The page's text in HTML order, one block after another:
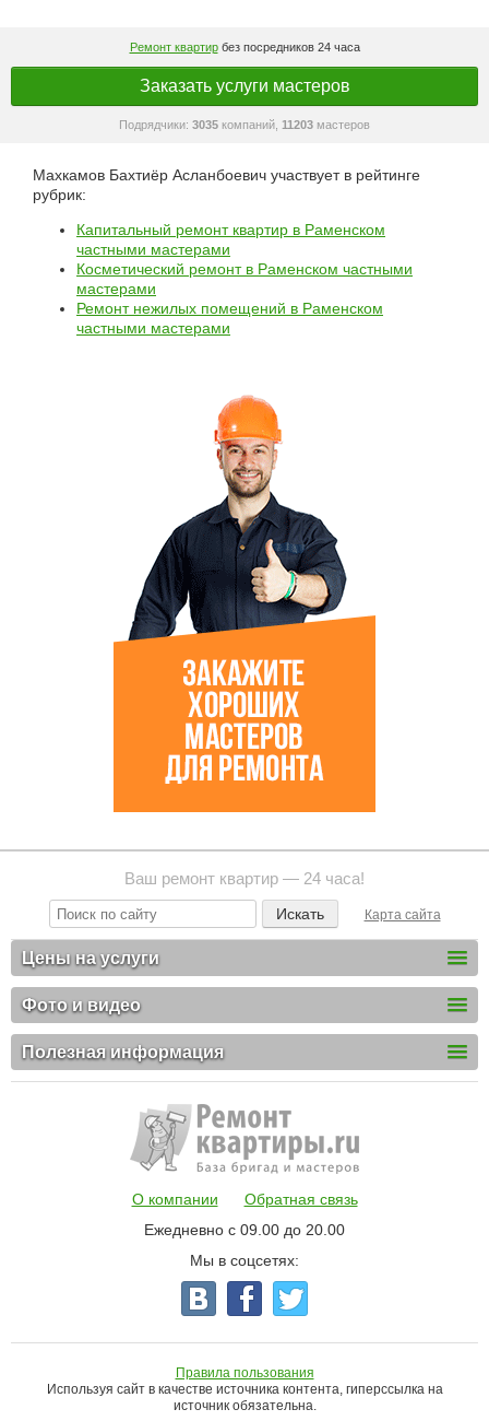
Ремонт квартирбез посредников 24 часа
Заказать услуги мастеров
Подрядчики: 3035 компаний, 11203 мастеров
Махкамов Бахтиёр Асланбоевич участвует в рейтинге
рубрик:
Капитальный ремонт квартир в Раменском
частными мастерами
Косметический ремонт в Раменском частными
мастерами
Ремонт нежилых помещений в Раменском
частными мастерами
Ваш ремонт квартир — 24 часа!
Карта сайта
Цены на услуги
Фото и видео
Полезная информация
О компании
Обратная связь
Ежедневно с 09.00 до 20.00
Мы в соцсетях:
Правила пользования
Используя сайт в качестве источника контента, гиперссылка на
источник обязательна.